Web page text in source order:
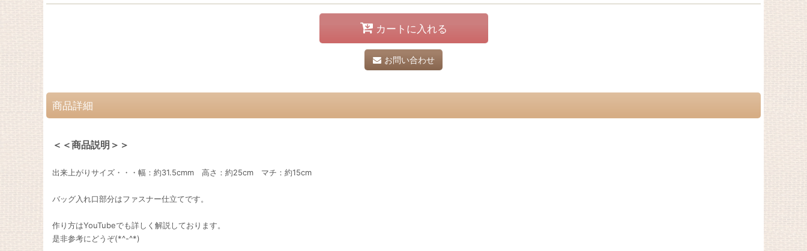
カートに入れる
お問い合わせ
商品詳細
＜＜商品説明＞＞
出来上がりサイズ・・・幅：約31.5cmm 高さ：約25cm マチ：約15cm
バッグ入れ口部分はファスナー仕立てです。
作り方はYouTubeでも詳しく解説しております。
是非参考にどうぞ(*^-^*)